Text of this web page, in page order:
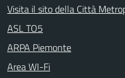
Visita il sito della Città
ASL TO5
ARPA Piemonte
Area WI-Fi